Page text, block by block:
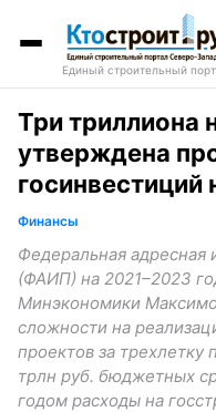
Единый строительный
Три триллиона
утверждена
Финансы
Федеральная адресная
(ФАИП) на 2021–2023
Минэкономики
сложности на
проектов за трехлетку
трлн руб. бюджетных
годом расходы на